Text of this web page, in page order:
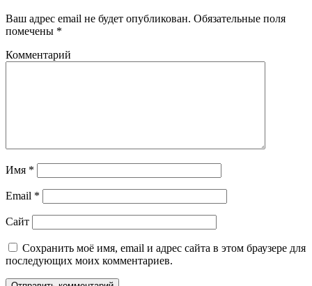
Ваш адрес email не будет опубликован. Обязательные поля
помечены *
Комментарий
Имя *
Email *
Сайт
Сохранить моё имя, email и адрес сайта в этом браузере для
последующих моих комментариев.